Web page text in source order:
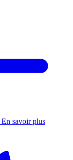
En savoir plus